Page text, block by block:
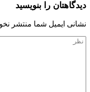
دیدگاهتان را بنویسید
نشانی ایمیل شما منتشر